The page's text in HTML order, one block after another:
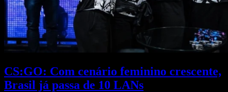
CS:GO: Com cenário feminino crescente,
Brasil já passa de 10 LANs